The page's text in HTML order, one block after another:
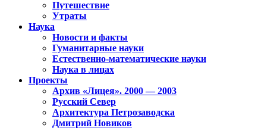
Путешествие
Утраты
Наука
Новости и факты
Гуманитарные науки
Естественно-математические науки
Наука в лицах
Проекты
Архив «Лицея». 2000 — 2003
Русский Север
Архитектура Петрозаводска
Дмитрий Новиков